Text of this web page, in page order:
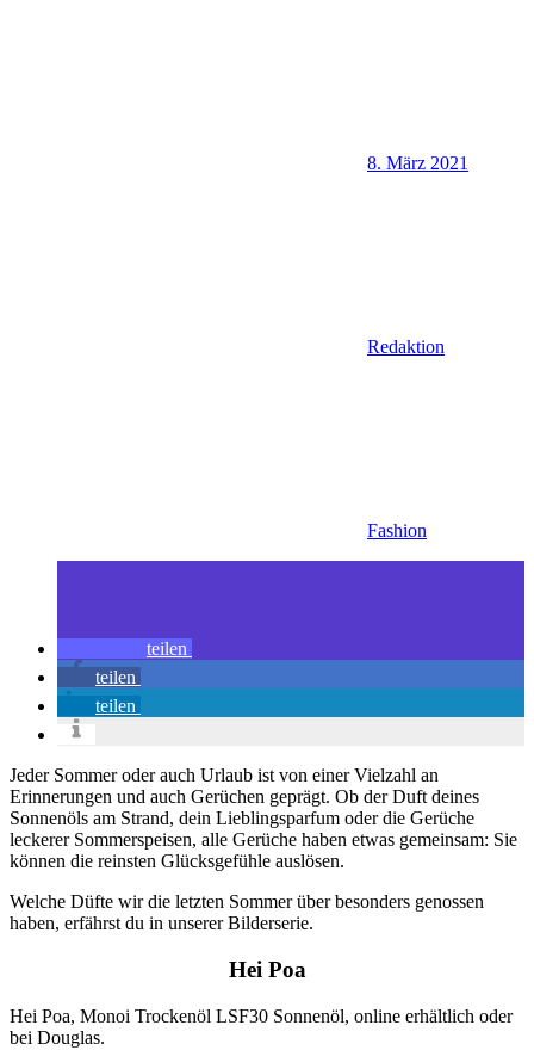
8. März 2021
Redaktion
Fashion
teilen
teilen
teilen
Jeder Sommer oder auch Urlaub ist von einer Vielzahl an
Erinnerungen und auch Gerüchen geprägt. Ob der Duft deines
Sonnenöls am Strand, dein Lieblingsparfum oder die Gerüche
leckerer Sommerspeisen, alle Gerüche haben etwas gemeinsam: Sie
können die reinsten Glücksgefühle auslösen.
Welche Düfte wir die letzten Sommer über besonders genossen
haben, erfährst du in unserer Bilderserie.
Hei Poa
Hei Poa, Monoi Trockenöl LSF30 Sonnenöl, online erhältlich oder
bei Douglas.